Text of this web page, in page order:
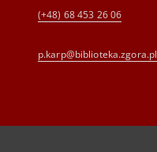
(+48) 68 453 26 06
p.karp@biblioteka.zgora.pl